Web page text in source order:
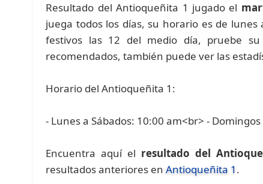
Resultado del Antioqueñita 1 jugado el
juega todos los días, su horario es de
festivos las 12 del medio día, pruebe
recomendados, también puede ver las
Horario del Antioqueñita 1:
- Lunes a Sábados: 10:00 am<br> -
Encuentra aquí el resultado del
resultados anteriores enAntioqueñita 1.